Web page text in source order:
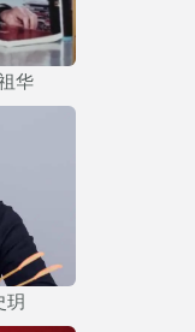
华
玥